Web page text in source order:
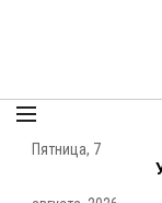
Пятница, 7